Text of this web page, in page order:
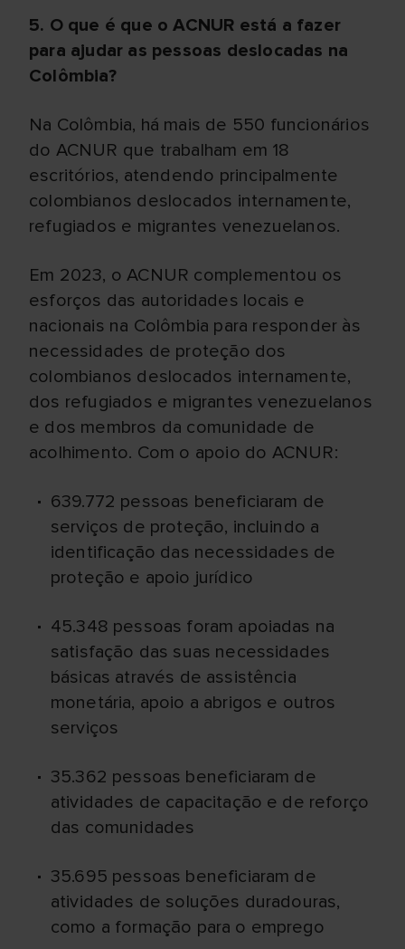
5. O que é que o ACNUR está a fazer
para ajudar as pessoas deslocadas na
Colômbia?
Na Colômbia, há mais de 550 funcionários
do ACNUR que trabalham em 18
escritórios, atendendo principalmente
colombianos deslocados internamente,
refugiados e migrantes venezuelanos.
Em 2023, o ACNUR complementou os
esforços das autoridades locais e
nacionais na Colômbia para responder às
necessidades de proteção dos
colombianos deslocados internamente,
dos refugiados e migrantes venezuelanos
e dos membros da comunidade de
acolhimento. Com o apoio do ACNUR:
639.772 pessoas beneficiaram de
serviços de proteção, incluindo a
identificação das necessidades de
proteção e apoio jurídico
45.348 pessoas foram apoiadas na
satisfação das suas necessidades
básicas através de assistência
monetária, apoio a abrigos e outros
serviços
35.362 pessoas beneficiaram de
atividades de capacitação e de reforço
das comunidades
35.695 pessoas beneficiaram de
atividades de soluções duradouras,
como a formação para o emprego